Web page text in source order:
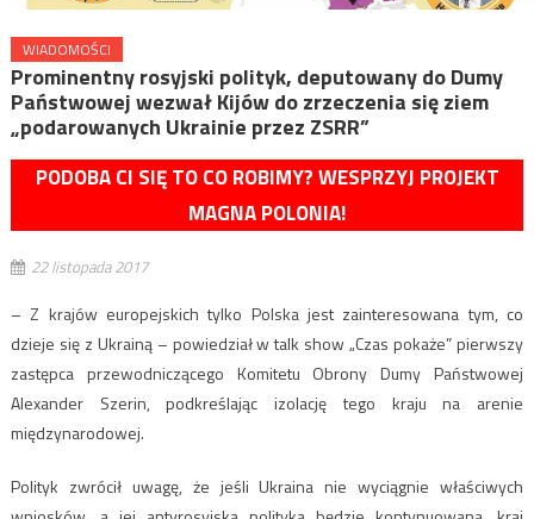
WIADOMOŚCI
Prominentny rosyjski polityk, deputowany do Dumy
Państwowej wezwał Kijów do zrzeczenia się ziem
„podarowanych Ukrainie przez ZSRR”
PODOBA CI SIĘ TO CO ROBIMY? WESPRZYJ PROJEKT
MAGNA POLONIA!
22 listopada 2017
– Z krajów europejskich tylko Polska jest zainteresowana tym, co
dzieje się z Ukrainą – powiedział w talk show „Czas pokaże” pierwszy
zastępca przewodniczącego Komitetu Obrony Dumy Państwowej
Alexander Szerin, podkreślając izolację tego kraju na arenie
międzynarodowej.
Polityk zwrócił uwagę, że jeśli Ukraina nie wyciągnie właściwych